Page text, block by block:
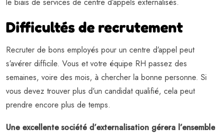
le biais de services de centre d’appels externalisés.
Difficultés de recrutement
Recruter de bons employés pour un centre d’appel peut
s’avérer difficile. Vous et votre équipe RH passez des
semaines, voire des mois, à chercher la bonne personne. Si
vous devez trouver plus d’un candidat qualifié, cela peut
prendre encore plus de temps.
Une excellente société d’externalisation gérera l’ensemble